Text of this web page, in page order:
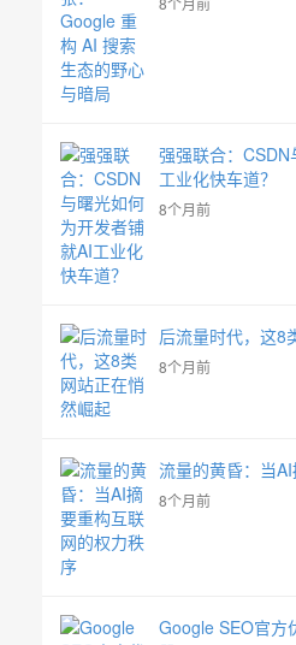
强强联合：
工业化快车道？
8个月前
后流量时代，这8
8个月前
流量的黄昏：当
8个月前
Google SEO官方